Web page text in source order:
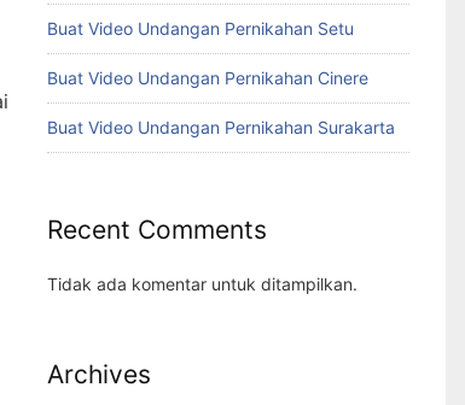
Buat Video Undangan Pernikahan Setu
Buat Video Undangan Pernikahan Cinere
Buat Video Undangan Pernikahan Surakarta
Recent Comments
Tidak ada komentar untuk ditampilkan.
Archives